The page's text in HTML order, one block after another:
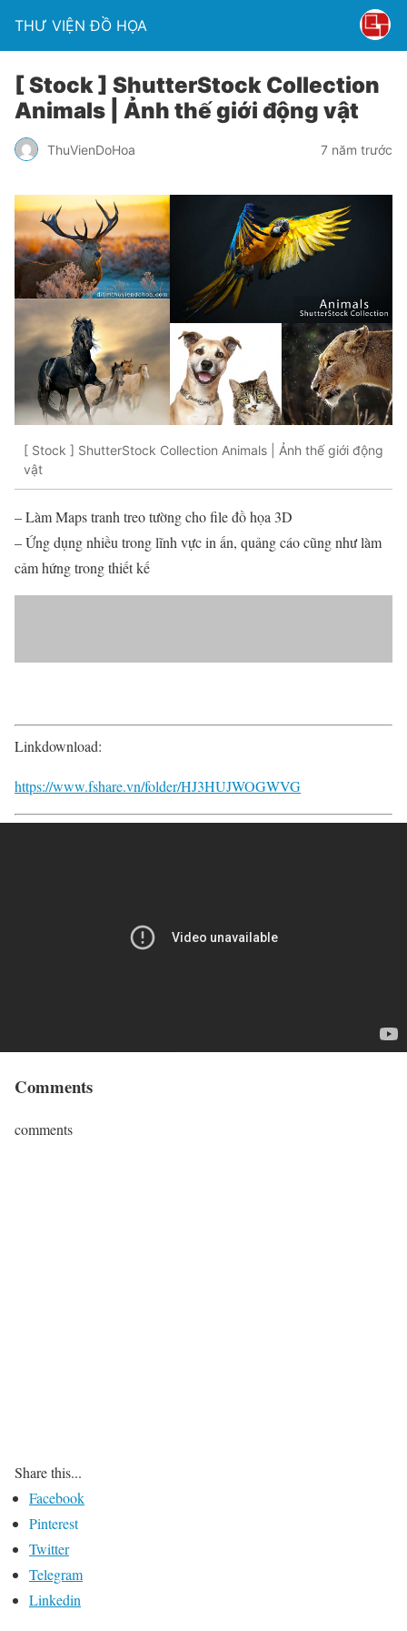
THƯ VIỆN ĐỒ HỌA
[ Stock ] ShutterStock Collection
Animals | Ảnh thế giới động vật
ThuVienDoHoa 7 năm trước
[ Stock ] ShutterStock Collection Animals | Ảnh thế giới động
vật
– Làm Maps tranh treo tường cho file đồ họa 3D
– Ứng dụng nhiều trong lĩnh vực in ấn, quảng cáo cũng như làm
cảm hứng trong thiết kế
Linkdownload:
https://www.fshare.vn/folder/HJ3HUJWOGWVG
Comments
comments
Share this...
Facebook
Pinterest
Twitter
Telegram
Linkedin